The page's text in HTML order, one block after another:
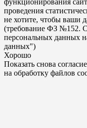
функционирования
проведения
не хотите, чтобы ваши
(требование ФЗ №152.
персональных данных
данных")
Хорошо
Показать снова согласие
на обработку файлов